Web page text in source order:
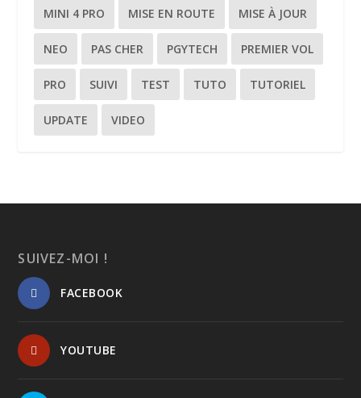
MINI 4 PRO MISE EN ROUTE MISE À JOUR
NEO PAS CHER PGYTECH PREMIER VOL
PRO SUIVI TEST TUTO TUTORIEL
UPDATE VIDEO
SUIVEZ-MOI !
FACEBOOK
YOUTUBE